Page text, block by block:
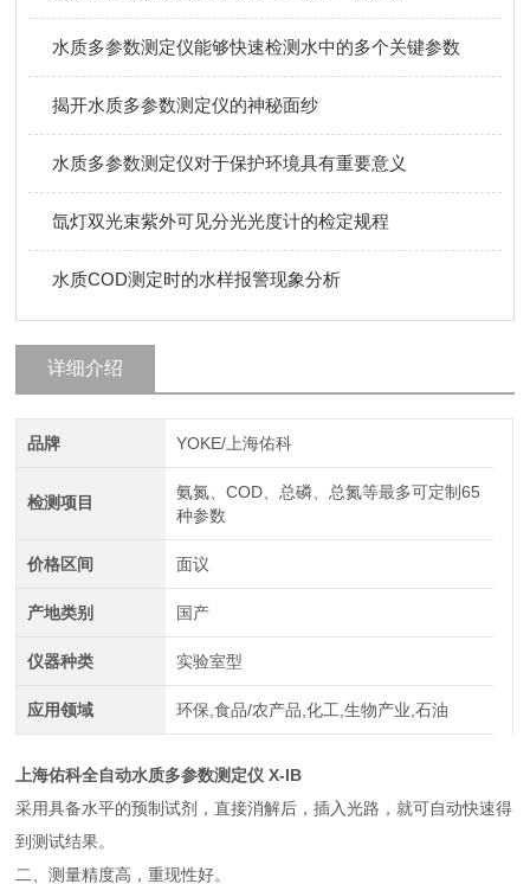
水质多参数测定仪能够快速检测水中的多个关键参数
揭开水质多参数测定仪的神秘面纱
水质多参数测定仪对于保护环境具有重要意义
氙灯双光束紫外可见分光光度计的检定规程
水质COD测定时的水样报警现象分析
详细介绍
品牌 YOKE/上海佑科
检测项目
氨氮、COD、总磷、总氮等最多可定制65
种参数
价格区间 面议
产地类别 国产
仪器种类 实验室型
应用领域 环保,食品/农产品,化工,生物产业,石油
上海佑科全自动水质多参数测定仪 X-IB
采用具备水平的预制试剂，直接消解后，插入光路，就可自动快速得
到测试结果。
二、测量精度高，重现性好。